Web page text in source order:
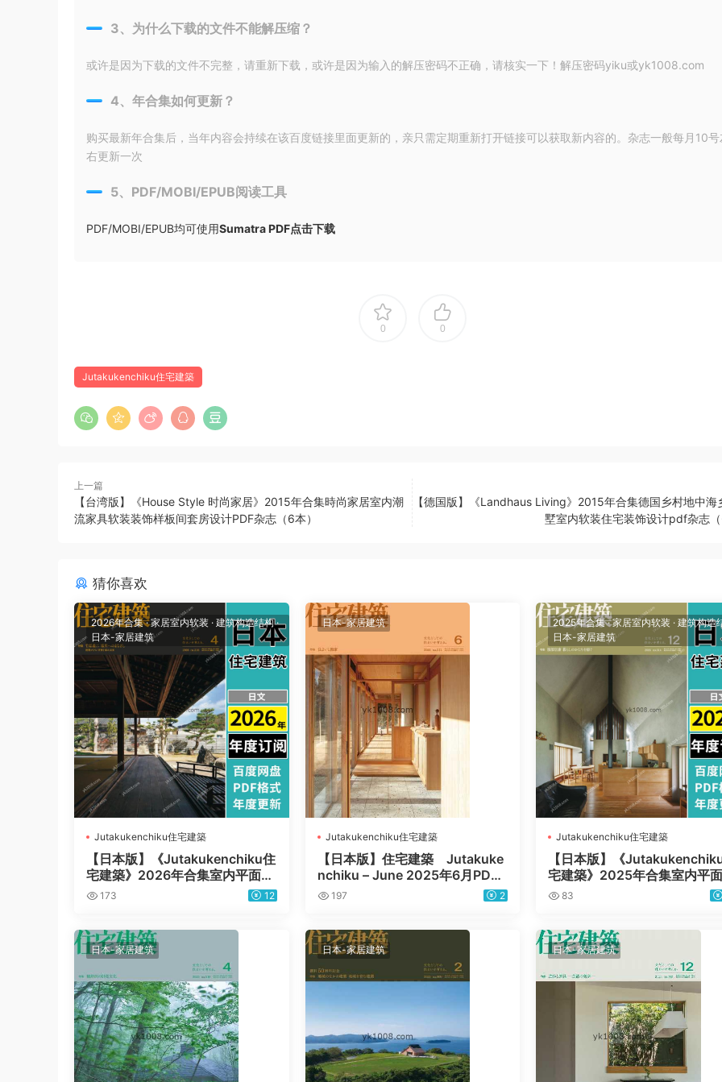
3、为什么下载的文件不能解压缩？
或许是因为下载的文件不完整，请重新下载，或许是因为输入的解压密码不正确，请核实一下！解压密码yiku或yk1008.com
4、年合集如何更新？
购买最新年合集后，当年内容会持续在该百度链接里面更新的，亲只需定期重新打开链接可以获取新内容的。杂志一般每月10号
右更新一次
5、PDF/MOBI/EPUB阅读工具
PDF/MOBI/EPUB均可使用Sumatra PDF点击下载
0 0
Jutakukenchiku住宅建築
上一篇
【台湾版】《House Style 时尚家居》2015年合集時尚家居室内潮
流家具软装装饰样板间套房设计PDF杂志（6本）
【德国版】《Landhaus Living》2015年合集德国乡村地中海
墅室内软装住宅装饰设计pdf杂志
猜你喜欢
2026年合集·家居室内软装 · 建筑构造结构·
日本-家居建筑
Jutakukenchiku住宅建築
【日本版】《Jutakukenchiku住
宅建築》2026年合集室内平面布
局室内设计PDF杂志（年订阅）
173 12
日本-家居建筑
Jutakukenchiku住宅建築
【日本版】住宅建築 Jutakuke
nchiku – June 2025年6月PDF
电子版杂志
197 2
2025年合集·家居室内软装 ·建筑构造
日本-家居建筑
Jutakukenchiku住宅建築
【日本版】《
宅建築》2025年合集室内平
局室内设计PDF杂志（年订阅
83
日本-家居建筑 日本-家居建筑 日本-家居建筑